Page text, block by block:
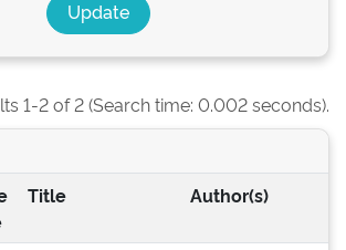
1-2 of 2 (Search time: 0.002 seconds).
Title Author(s)